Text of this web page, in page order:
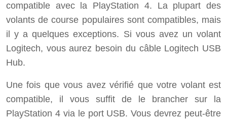
compatible avec la PlayStation 4. La plupart des
volants de course populaires sont compatibles, mais
il y a quelques exceptions. Si vous avez un volant
Logitech, vous aurez besoin du câble Logitech USB
Hub.
Une fois que vous avez vérifié que votre volant est
compatible, il vous suffit de le brancher sur la
PlayStation 4 via le port USB. Vous devrez peut-être